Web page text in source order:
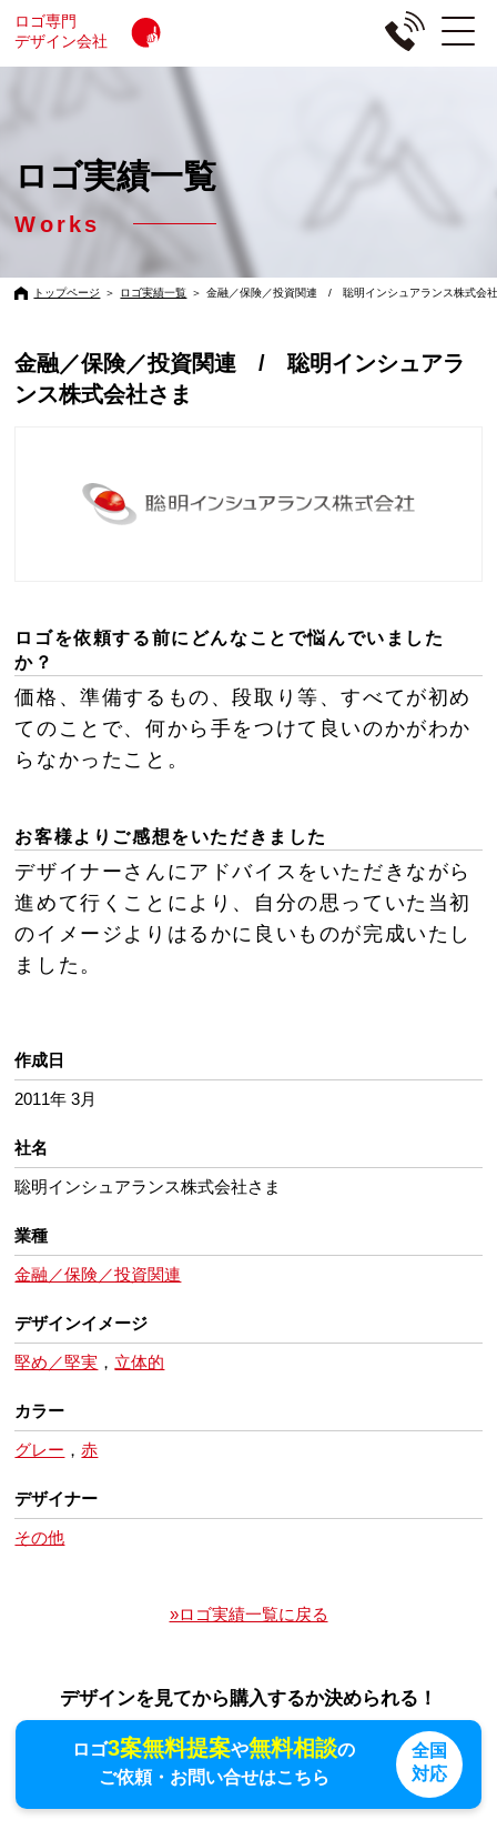
ロゴ専門
デザイン会社
ロゴ実績一覧
Works
トップページ ＞ ロゴ実績一覧 ＞ 金融／保険／投資関連 / 聡明インシュアランス株式会
金融／保険／投資関連 / 聡明インシュアラ
ンス株式会社さま
ロゴを依頼する前にどんなことで悩んでいました
か？
価格、準備するもの、段取り等、すべてが初め
てのことで、何から手をつけて良いのかがわか
らなかったこと。
お客様よりご感想をいただきました
デザイナーさんにアドバイスをいただきながら
進めて行くことにより、自分の思っていた当初
のイメージよりはるかに良いものが完成いたし
ました。
作成日
2011年 3月
社名
聡明インシュアランス株式会社さま
業種
金融／保険／投資関連
デザインイメージ
堅め／堅実 ， 立体的
カラー
グレー ，赤
デザイナー
その他
»ロゴ実績一覧に戻る
デザインを見てから購入するか決められる！
ロゴ3案無料提案や無料相談の
ご依頼・お問い合せはこちら
全国
対応